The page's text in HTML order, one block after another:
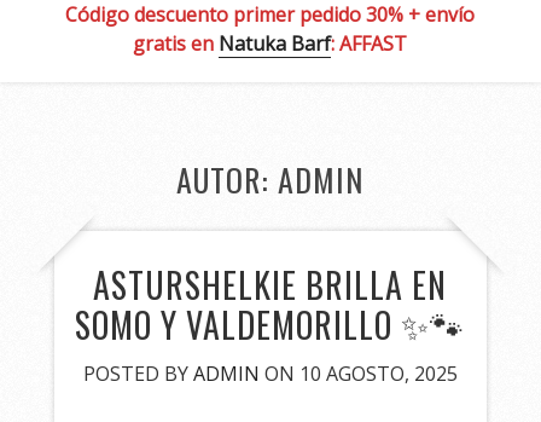
Código descuento primer pedido 30% + envío
gratis en Natuka Barf: AFFAST
AUTOR:ADMIN
ASTURSHELKIE BRILLA EN
SOMO Y VALDEMORILLO ✨🐾
POSTED BYADMIN ON 10 AGOSTO, 2025